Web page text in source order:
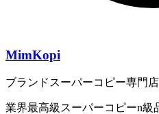
MimKopi
ブランドスーパーコピー専門店
業界最高級スーパーコピーn級